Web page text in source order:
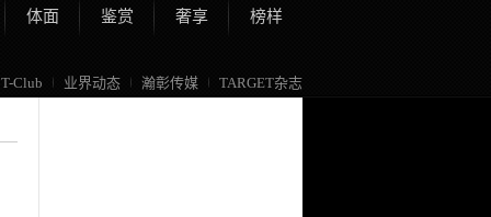
体面 鉴赏 奢享 榜样
T-Club 业界动态 瀚彰传媒 TARGET杂志